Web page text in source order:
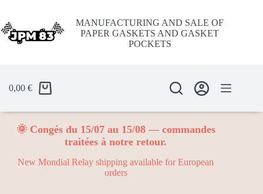
content
MANUFACTURING AND SALE OF
PAPER GASKETS AND GASKET
POCKETS
0,00 €
🌞 Congés du 15/07 au 15/08 — commandes
traitées à notre retour.
New Mondial Relay shipping available for European
orders